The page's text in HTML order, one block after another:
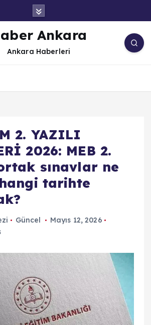
Haber Ankara
Ankara Haberleri
2. YAZILI
2026: MEB 2.
sınavlar ne
tarihte
Güncel
Mayıs 12, 2026